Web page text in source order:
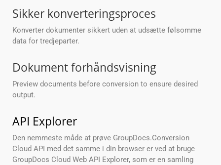
Sikker konverteringsproces
Konverter dokumenter sikkert uden at udsætte følsomme
data for tredjeparter.
Dokument forhåndsvisning
Preview documents before conversion to ensure desired
output.
API Explorer
Den nemmeste måde at prøve GroupDocs.Conversion
Cloud API med det samme i din browser er ved at bruge
GroupDocs Cloud Web API Explorer, som er en samling